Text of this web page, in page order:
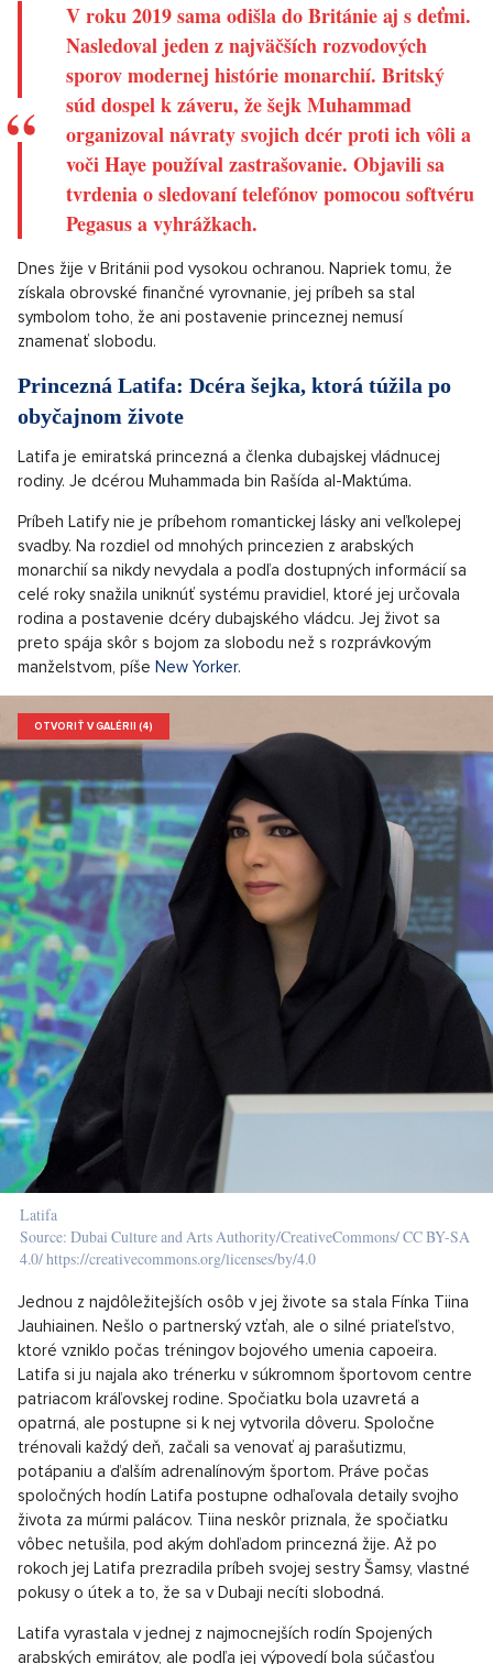
V roku 2019 sama odišla do Británie aj s deťmi.
Nasledoval jeden z najväčších rozvodových
sporov modernej histórie monarchií. Britský
súd dospel k záveru, že šejk Muhammad
organizoval návraty svojich dcér proti ich vôli a
voči Haye používal zastrašovanie. Objavili sa
tvrdenia o sledovaní telefónov pomocou softvéru
Pegasus a vyhrážkach.
Dnes žije v Británii pod vysokou ochranou. Napriek tomu, že
získala obrovské finančné vyrovnanie, jej príbeh sa stal
symbolom toho, že ani postavenie princeznej nemusí
znamenať slobodu.
Princezná Latifa: Dcéra šejka, ktorá túžila po
obyčajnom živote
Latifa je emiratská princezná a členka dubajskej vládnucej
rodiny. Je dcérou Muhammada bin Rašída al-Maktúma.
Príbeh Latify nie je príbehom romantickej lásky ani veľkolepej
svadby. Na rozdiel od mnohých princezien z arabských
monarchií sa nikdy nevydala a podľa dostupných informácií sa
celé roky snažila uniknúť systému pravidiel, ktoré jej určovala
rodina a postavenie dcéry dubajského vládcu. Jej život sa
preto spája skôr s bojom za slobodu než s rozprávkovým
manželstvom, píše New Yorker.
OTVORIŤ V GALÉRII (4)
Latifa
Source: Dubai Culture and Arts Authority/CreativeCommons/ CC BY-SA
4.0/ https://creativecommons.org/licenses/by/4.0
Jednou z najdôležitejších osôb v jej živote sa stala Fínka Tiina
Jauhiainen. Nešlo o partnerský vzťah, ale o silné priateľstvo,
ktoré vzniklo počas tréningov bojového umenia capoeira.
Latifa si ju najala ako trénerku v súkromnom športovom centre
patriacom kráľovskej rodine. Spočiatku bola uzavretá a
opatrná, ale postupne si k nej vytvorila dôveru. Spoločne
trénovali každý deň, začali sa venovať aj parašutizmu,
potápaniu a ďalším adrenalínovým športom. Práve počas
spoločných hodín Latifa postupne odhaľovala detaily svojho
života za múrmi palácov. Tiina neskôr priznala, že spočiatku
vôbec netušila, pod akým dohľadom princezná žije. Až po
rokoch jej Latifa prezradila príbeh svojej sestry Šamsy, vlastné
pokusy o útek a to, že sa v Dubaji necíti slobodná.
Latifa vyrastala v jednej z najmocnejších rodín Spojených
arabských emirátov, ale podľa jej výpovedí bola súčasťou